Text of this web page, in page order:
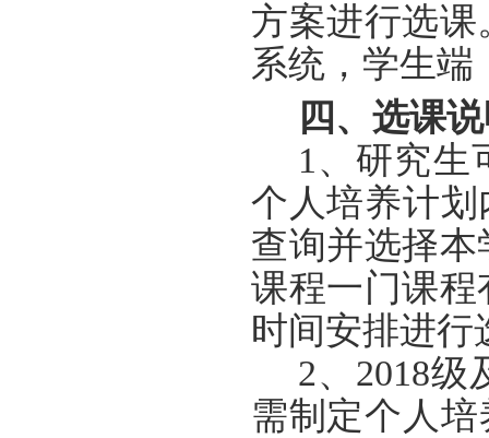
方案进行选
系统，学生端
四、选课
1、研究生
个人培养计划
查询并选择
课程一门课
时间安排进行
2、 2018级
需制定个人